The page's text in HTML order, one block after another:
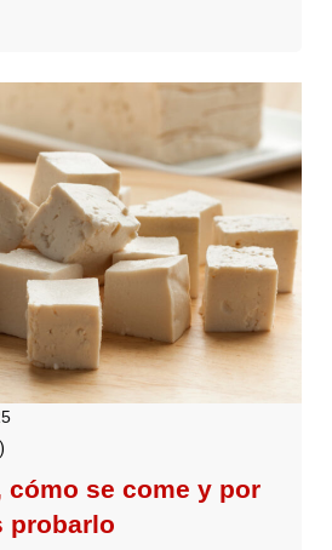
)
cómo se come y por
probarlo